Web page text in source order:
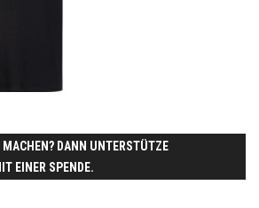
MACHEN? DANN UNTERSTÜTZE
EINER SPENDE.